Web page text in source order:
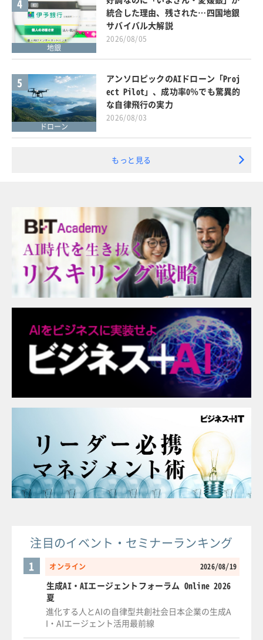
4
地銀
統合した理由、残された…四国地銀
サバイバル大解説
2026/08/05
5
ドローン
アンソロピックのAIドローン「Proj
ect Pilot」、成功率0％でも驚異的
な自律飛行の実力
2026/08/03
もっと見る
注目のイベント・セミナーランキング
オンライン 2026/08/19
1
生成AI・AIエージェントフォーラム Online 2026
夏
進化する人とAIの自律型共創社会日本企業の生成A
I・AIエージェント活用最前線